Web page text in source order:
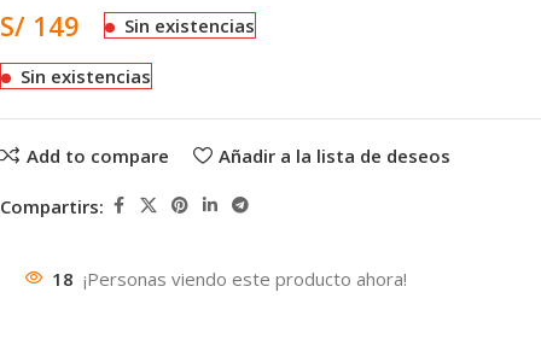
S/ 149 Sin existencias
Sin existencias
Add to compare Añadir a la lista de deseos
Compartirs:
18 ¡Personas viendo este producto ahora!